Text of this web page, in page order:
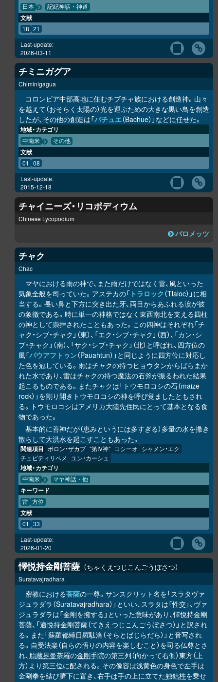
日本 記紀神話・神道
文献
18 21
Last-update:
2026-03-11
チミニガグア
Chiminigagua
コロンビア中部高地に住むチブチャ族における創造神。山々
を越えて（おそらく太陽の）光を運ぶための大きな黒い鳥を創造
したが、その他の創造は「バチュエ（Bachue）」などに任せた。
地域・カテゴリ
中南米 その他
文献
01 08
Last-update:
2015-12-18
チャイニーズ・リコポディウム
Chinese Lycopodium
バロメッツ
チャク
Chac
マヤにおける雨の神で、また雨だけではなく雷、風といった
気象全般を司っていた。アステカの「 トラロック （Tlaloc）」に相
当する。長い鼻と下方に突き出た牙、両目からあふれる涙が彼
の象徴である。時に単一の神格ではなく東西南北を支える四柱
の神として崇拝されたこともあった。この四神はそれぞれ「チ
ャク・シブ・チャク」（東）、「エク・シブ・チャク」（西）、「カン・シ
ブ・チャク」（南）、「サク・シブ・チャク」（北）と呼ばれ、四方位の
風「パウアフトゥン（Pauahtun）」と同じように四方位に対応し
た色を冠している。雨はチャクの持つヒョウタンからばらまか
れた水であり、雷はチャクの持つ魔法の石斧が振るわれた結果
起こるものである。またチャクは「トウモロコシの石（maize
rock）」を割り開きトウモロコシの神を呼び覚ましたともされ
る。トウモロコシはアメリカ大陸先住民にとって基本となる食
物であった。
基本的に善神だが（恵みというには多すぎる）多量の水を撒き
散らして大洪水を起こすこともあった。
関連項目 ボロン・ザカブ "第IV神" コシーオ シャメン・エク
チュピティリペメ
ユン・カーシュ
地域・カテゴリ
中南米 マヤ神話・他
キーワード
雷 方位
文献
01 33
Last-update:
2026-01-20
懌悦持金剛菩薩 ちゃくえつじこんごうぼさつ
Suratavajradhara
密教における菩薩の一尊。サンスクリット名を「スラタヴァ
ジュラダラ（Suratavajradhara）」といい、スラタは「性交」、ヴァ
ジュラダラは「金剛を擁する」といった意味があり、懌悦持金剛
菩薩、「適悦持金剛菩薩（てきえつじこんごうぼさつ）」と訳され
る。また「蘇羅都縛日羅駄洛（そらとばじらだら）」と音写され
る。自受法楽（自らの悟りの内容を楽しむこと）を司る仏尊とさ
れ、 胎蔵界曼荼羅の金剛手院の第三列（向かって右側）東方（上
方）より第三位に配される。その像容は浅黄色の身色で左手は
金剛拳を結び臍下に置き、右手は手の上に立てた独鈷杵を乗せ